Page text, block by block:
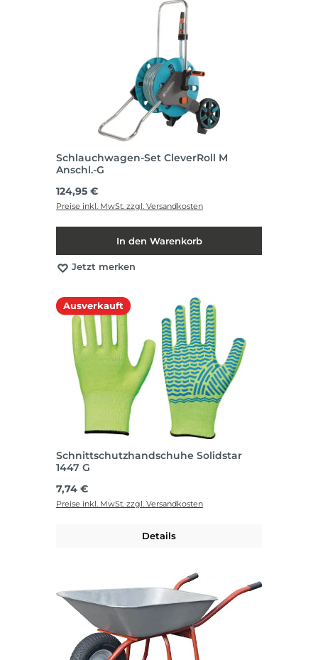
Schlauchwagen-Set CleverRoll M
Anschl.-G
Regulärer Preis:
124,95 €
Preise inkl. MwSt. zzgl. Versandkosten
In den Warenkorb
Jetzt merken
Ausverkauft
Schnittschutzhandschuhe Solidstar
1447 G
Regulärer Preis:
7,74 €
Preise inkl. MwSt. zzgl. Versandkosten
Details